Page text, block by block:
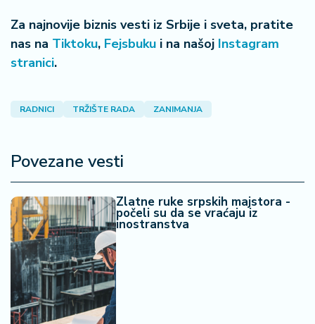
Za najnovije biznis vesti iz Srbije i sveta, pratite
nas na Tiktoku, Fejsbuku i na našoj Instagram
stranici.
RADNICI TRŽIŠTE RADA ZANIMANJA
Povezane vesti
Zlatne ruke srpskih majstora -
počeli su da se vraćaju iz
inostranstva